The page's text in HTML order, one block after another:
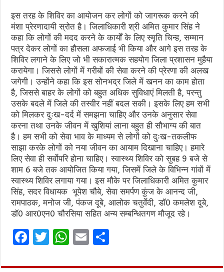
इस तरह के शिविर का आयोजन कर लोगों को जागरूक करने की
मंशा प्रेरणादायी स्रोत है। जिलाधिकारी श्री अमित कुमार सिंह ने
कहा कि लोगों की मदद करने के कार्यों के लिए स्मृति चिन्ह, सम्मान
पत्र देकर लोगों का हौसला अफजाई भी किया और आगे इस तरह के
शिविर लगाने के लिए जो भी सकारात्मक सहयोग जिला प्रशासन मुहैया
करायेगा। जिससे लोगों में गरीबों की सेवा करने की प्रेरणा की अलख
जगेगी। उन्होंने कहा कि इस सोनभद्र जिले में खनन का काम होता
है, जिससे बाहर के लोगों को बहुत अधिक सुविधाएं मिलती है, परन्तु
उसके बदले में जिले की तस्वीर नहीं बदल सकी। इसके लिए हम सभी
को मिलकर दुःख-दर्द में समझना चाहिए और उनके अनुसार सेवा
करना तथा उनके जीवन में खुशियां लाना बहुत ही सौभाग्य की बात
है। हम सभी को सेवा भाव के माध्यम से लोगों को दुःख-तकलीफ
साझा करके लोगों को नया जीवन का आयाम दिखाना चाहिए। हमारे
लिए सेवा ही सर्वोपरि होना चाहिए। स्वास्थ्य शिविर को सुबह 9 बजे से
शाम 6 बजे तक आयोजित किया गया, जिसमें जिले के विभिन्न गांवों में
स्वास्थ्य शिविर लगाया गया। इस मौके पर जिलाधिकारी अमित कुमार
सिंह, सदर विधायक भूपेश चौबे, सेवा समर्पण कुंज के आनन्द जी,
रामपाठक, मनोज जी, पंकज दूबे, आलोक चतुर्वेदी, डॉ0 कमलेश दूबे,
डॉ0 आर0एन0 चौरसिया सहित अन्य सम्बन्धितगण मौजूद रहे।
F
T
W E